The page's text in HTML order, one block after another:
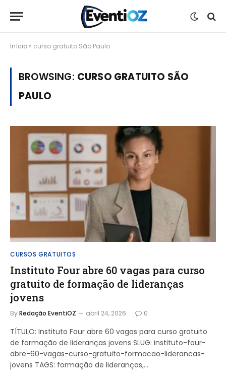
Início » curso gratuito São Paulo
BROWSING: CURSO GRATUITO SÃO
PAULO
CURSOS GRATUITOS
Instituto Four abre 60 vagas para curso
gratuito de formação de lideranças
jovens
ByRedação EventiOZ abril 24, 2026 0
TÍTULO: Instituto Four abre 60 vagas para curso gratuito
de formação de lideranças jovens SLUG: instituto-four-
abre-60-vagas-curso-gratuito-formacao-liderancas-
jovens TAGS: formação de lideranças,…